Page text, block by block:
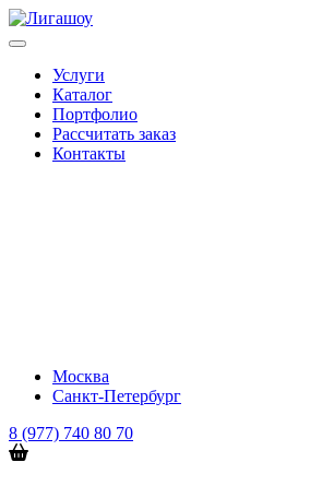
Услуги
Каталог
Портфолио
Рассчитать заказ
Контакты
Москва
Санкт-Петербург
8 (977) 740 80 70